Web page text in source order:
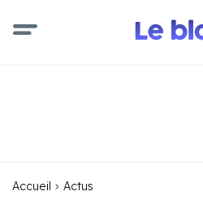
Accueil Actus